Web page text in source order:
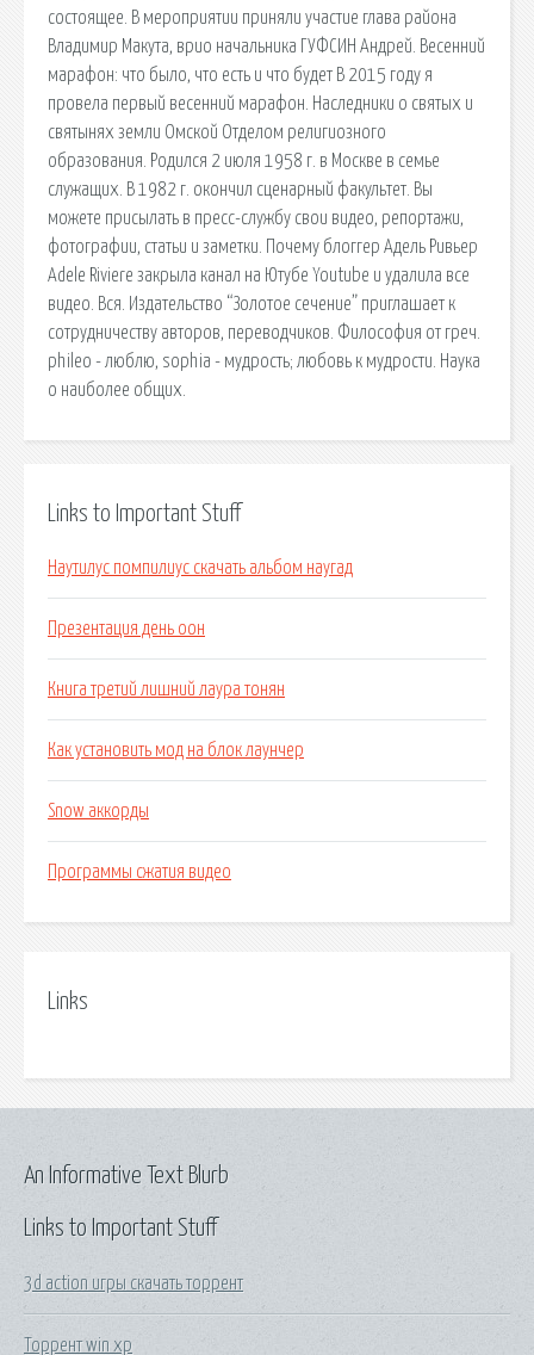
состоящее. В мероприятии приняли участие глава района
Владимир Макута, врио начальника ГУФСИН Андрей. Весенний
марафон: что было, что есть и что будет В 2015 году я
провела первый весенний марафон. Наследники о святых и
святынях земли Омской Отделом религиозного
образования. Родился 2 июля 1958 г. в Москве в семье
служащих. В 1982 г. окончил сценарный факультет. Вы
можете присылать в пресс-службу свои видео, репортажи,
фотографии, статьи и заметки. Почему блоггер Адель Ривьер
Adele Riviere закрыла канал на Ютубе Youtube и удалила все
видео. Вся. Издательство “Золотое сечение” приглашает к
сотрудничеству авторов, переводчиков. Философия от греч.
phileo - люблю, sophia - мудрость; любовь к мудрости. Наука
о наиболее общих.
Links to Important Stuff
Наутилус помпилиус скачать альбом наугад
Презентация день оон
Книга третий лишний лаура тонян
Как установить мод на блок лаунчер
Snow аккорды
Программы сжатия видео
Links
Links to Important Stuff
3d action игры скачать торрент
Торрент win xp
An Informative Text Blurb